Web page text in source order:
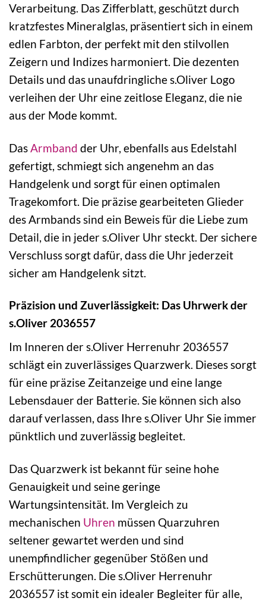
Verarbeitung. Das Zifferblatt, geschützt durch
kratzfestes Mineralglas, präsentiert sich in einem
edlen Farbton, der perfekt mit den stilvollen
Zeigern und Indizes harmoniert. Die dezenten
Details und das unaufdringliche s.Oliver Logo
verleihen der Uhr eine zeitlose Eleganz, die nie
aus der Mode kommt.
Das Armband der Uhr, ebenfalls aus Edelstahl
gefertigt, schmiegt sich angenehm an das
Handgelenk und sorgt für einen optimalen
Tragekomfort. Die präzise gearbeiteten Glieder
des Armbands sind ein Beweis für die Liebe zum
Detail, die in jeder s.Oliver Uhr steckt. Der sichere
Verschluss sorgt dafür, dass die Uhr jederzeit
sicher am Handgelenk sitzt.
Präzision und Zuverlässigkeit: Das Uhrwerk der
s.Oliver 2036557
Im Inneren der s.Oliver Herrenuhr 2036557
schlägt ein zuverlässiges Quarzwerk. Dieses sorgt
für eine präzise Zeitanzeige und eine lange
Lebensdauer der Batterie. Sie können sich also
darauf verlassen, dass Ihre s.Oliver Uhr Sie immer
pünktlich und zuverlässig begleitet.
Das Quarzwerk ist bekannt für seine hohe
Genauigkeit und seine geringe
Wartungsintensität. Im Vergleich zu
mechanischen Uhren müssen Quarzuhren
seltener gewartet werden und sind
unempfindlicher gegenüber Stößen und
Erschütterungen. Die s.Oliver Herrenuhr
2036557 ist somit ein idealer Begleiter für alle,